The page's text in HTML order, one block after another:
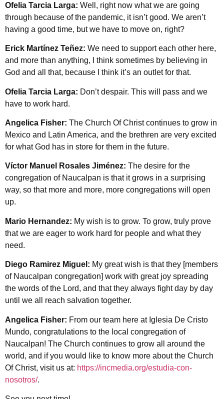
Ofelia Tarcia Larga: Well, right now what we are going
through because of the pandemic, it isn’t good. We aren’t
having a good time, but we have to move on, right?
Erick Martínez Teñez: We need to support each other here,
and more than anything, I think sometimes by believing in
God and all that, because I think it’s an outlet for that.
Ofelia Tarcia Larga: Don’t despair. This will pass and we
have to work hard.
Angelica Fisher: The Church Of Christ continues to grow in
Mexico and Latin America, and the brethren are very excited
for what God has in store for them in the future.
Víctor Manuel Rosales Jiménez: The desire for the
congregation of Naucalpan is that it grows in a surprising
way, so that more and more, more congregations will open
up.
Mario Hernandez: My wish is to grow. To grow, truly prove
that we are eager to work hard for people and what they
need.
Diego Ramirez Miguel: My great wish is that they [members
of Naucalpan congregation] work with great joy spreading
the words of the Lord, and that they always fight day by day
until we all reach salvation together.
Angelica Fisher: From our team here at Iglesia De Cristo
Mundo, congratulations to the local congregation of
Naucalpan! The Church continues to grow all around the
world, and if you would like to know more about the Church
Of Christ, visit us at: https://incmedia.org/estudia-con-
nosotros/.